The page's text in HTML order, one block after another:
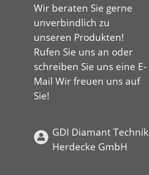
Wir beraten Sie gerne
unverbindlich zu
unseren Produkten!
Rufen Sie uns an oder
schreiben Sie uns eine E-
Mail Wir freuen uns auf
Sie!
GDI Diamant Technik
Herdecke GmbH